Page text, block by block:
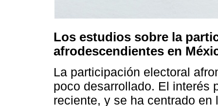
Los estudios sobre la
afrodescendientes en
La participación electoral
poco desarrollado. El interés
reciente, y se ha centrado